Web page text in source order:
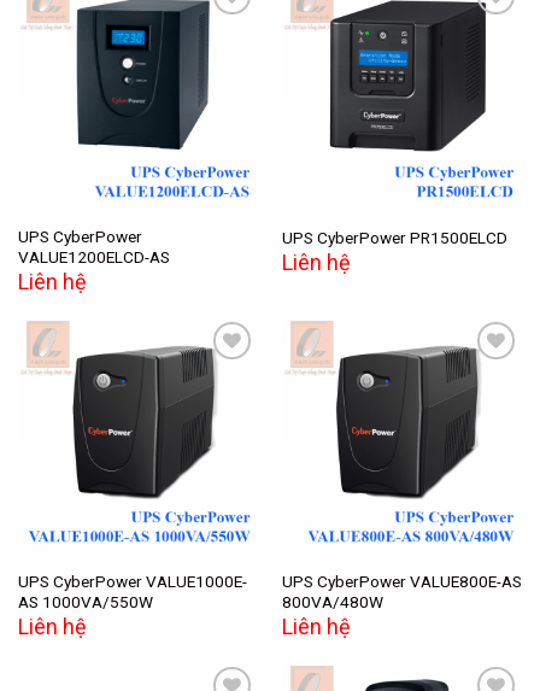
Add to
wishlist
UPS CyberPower
VALUE1200ELCD-AS
Liên hệ
wishlist
UPS CyberPower PR1500ELCD
Liên hệ
Add to
wishlist
UPS CyberPower VALUE1000E-
AS 1000VA/550W
Liên hệ
Add to
wishlist
UPS CyberPower VALUE800E-AS
800VA/480W
Liên hệ